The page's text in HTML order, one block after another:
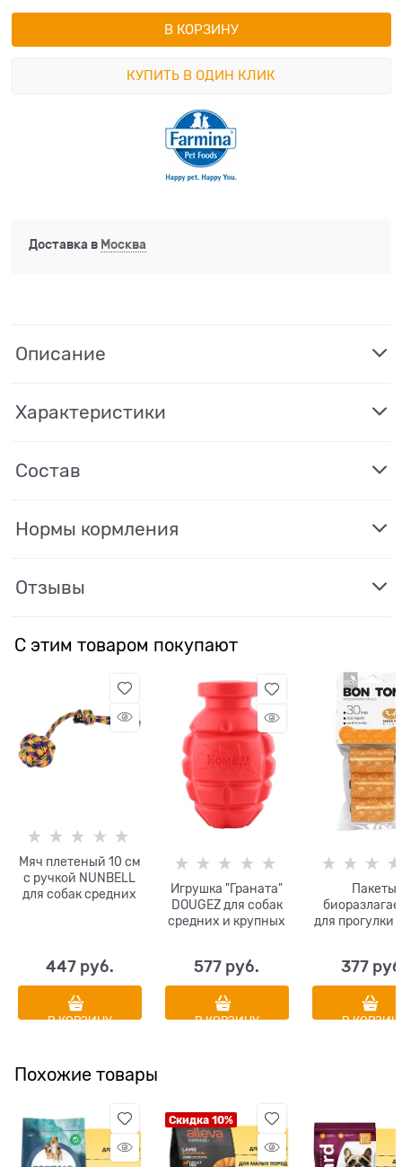
В КОРЗИНУ
КУПИТЬ В ОДИН КЛИК
Доставка в Москва
Описание
Характеристики
Состав
Нормы кормления
Отзывы
С этим товаром покупают
Мяч плетеный 10 см
с ручкой NUNBELL
для собак средних
ассортименте
447 руб.
В КОРЗИНУ
Игрушка "Граната"
DOUGEZ для собак
средних и крупных
577 руб.
В КОРЗИНУ
Пакеты
для прогулки
377
В
Похожие товары
Скидка 10%